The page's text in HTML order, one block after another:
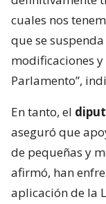
cuales nos
que se
modificaciones
Parlamento”,
En tanto, el
aseguró que
de pequeñas y
afirmó, han
aplicación de la